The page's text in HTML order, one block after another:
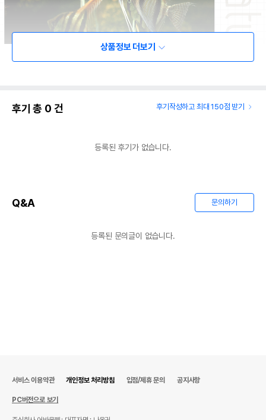
상품정보 더보기
후기 총 0 건 후기작성하고 최대 150점 받기
등록된 후기가 없습니다.
Q&A 문의하기
등록된 문의글이 없습니다.
서비스 이용약관 개인정보 처리방침 입점/제휴 문의 공지사항
PC버전으로 보기